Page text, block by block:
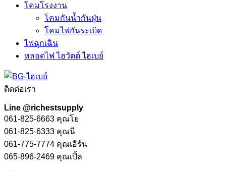
โคมโรงงาน
โคมกันน้ำกันฝุ่น
โคมไฟกันระเบิด
ไฟฉุกเฉิน
หลอดไฟ ไฮวัตต์ ไฮเบย์
ติดต่อเรา
Line @richestsupply
061-825-6663 คุณโย
061-825-6333 คุณนี
061-775-7774 คุณเอิร์น
065-896-2469 คุณเปิ้ล